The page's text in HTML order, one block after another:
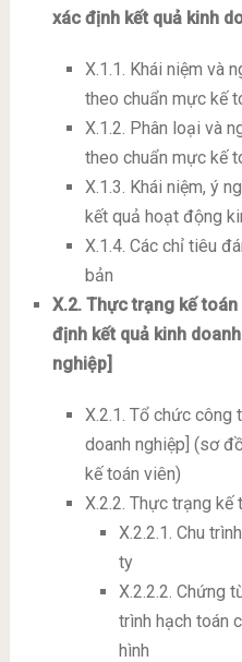
xác định kết quả kinh
X.1.1. Khái niệm và
theo chuẩn mực kế
X.1.2. Phân loại và
theo chuẩn mực kế
X.1.3. Khái niệm, ý
kết quả hoạt động
X.1.4. Các chỉ tiêu
bản
X.2. Thực trạng kế
định kết quả kinh
nghiệp]
X.2.1. Tổ chức công
doanh nghiệp] (sơ
kế toán viên)
X.2.2. Thực trạng kế
X.2.2.1. Chu
ty
X.2.2.2. Chứng
trình hạch toán
hình